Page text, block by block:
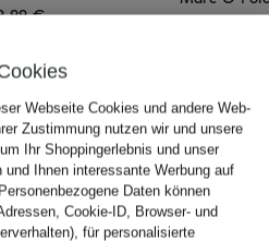
€
Ursprünglich:
Webseite Cookies und andere Web-
Zustimmung nutzen wir und unsere
Ihr Shoppingerlebnis und unser
Ihnen interessante Werbung auf
Daten können
Cookie-ID, Browser- und
für personalisierte